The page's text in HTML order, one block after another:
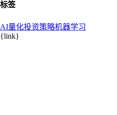
标签
AI量化投资策略机器学习
{link}